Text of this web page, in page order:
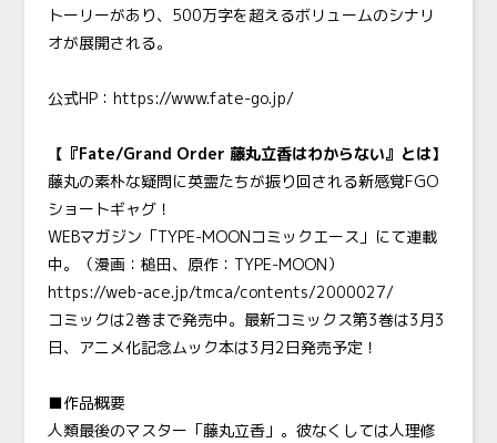
トーリーがあり、500万字を超えるボリュームのシナリ
オが展開される。
公式HP： https://www.fate-go.jp/
【『Fate/Grand Order 藤丸立香はわからない』とは】
藤丸の素朴な疑問に英霊たちが振り回される新感覚FGO
ショートギャグ！
WEBマガジン「TYPE-MOONコミックエース」にて連載
中。（漫画：槌田、原作：TYPE-MOON）
https://web-ace.jp/tmca/contents/2000027/
コミックは2巻まで発売中。最新コミックス第3巻は3月3
日、アニメ化記念ムック本は3月2日発売予定！
■作品概要
人類最後のマスター「藤丸立香」。彼なくしては人理修